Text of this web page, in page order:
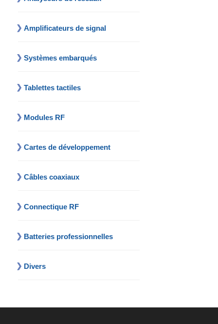
Amplificateurs de signal
Systèmes embarqués
Tablettes tactiles
Modules RF
Cartes de développement
Câbles coaxiaux
Connectique RF
Batteries professionnelles
Divers